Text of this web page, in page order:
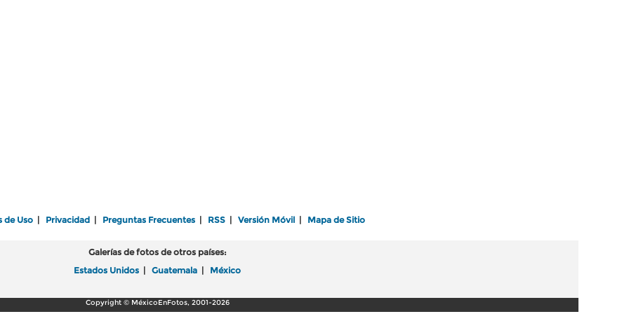
de Uso Privacidad Preguntas Frecuentes RSS Versión Móvil Mapa de Sitio
Galerías de fotos de otros países:
Estados Unidos
Guatemala México
Copyright © MéxicoEnFotos, 2001-2026